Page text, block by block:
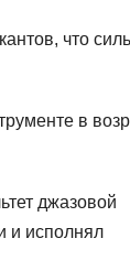
что
в
джазовой
и исполнял